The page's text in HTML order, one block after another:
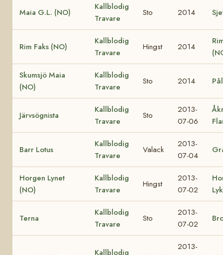
Maia G.L. (NO)
Kallblodig
Travare
Sto 2014
Rim Faks (NO)
Kallblodig
Travare
Hingst 2014
Skumsjö Maia
(NO)
Kallblodig
Travare
Sto 2014
Järvsögnista
Kallblodig
Travare
Sto
2013-
07-06
Barr Lotus
Kallblodig
Travare
Valack
2013-
07-04
Horgen Lynet
(NO)
Kallblodig
Travare
Hingst
2013-
07-02
Terna
Kallblodig
Travare
Sto
2013-
07-02
Kallblodig
2013-